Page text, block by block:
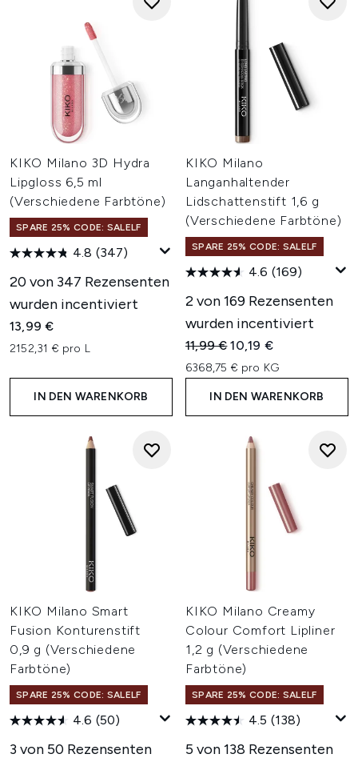
KIKO Milano 3D Hydra
Lipgloss 6,5 ml
(Verschiedene Farbtöne)
SPARE 25% CODE: SALELF
4.8 (347)
20 von 347 Rezensenten
wurden incentiviert
13,99 €
2152,31 € pro L
IN DEN WARENKORB
KIKO Milano
Langanhaltender
Lidschattenstift 1,6 g
(Verschiedene Farbtöne)
SPARE 25% CODE: SALELF
4.6 (169)
2 von 169 Rezensenten
wurden incentiviert
Unverbindliche
11,99 €Aktueller Preis:
10,19 €
6368,75 € pro KG
IN DEN WARENKORB
KIKO Milano Smart
Fusion Konturenstift
0,9 g (Verschiedene
Farbtöne)
SPARE 25% CODE: SALELF
4.6 (50)
3 von 50 Rezensenten
KIKO Milano Creamy
Colour Comfort Lipliner
1,2 g (Verschiedene
Farbtöne)
SPARE 25% CODE: SALELF
4.5 (138)
5 von 138 Rezensenten